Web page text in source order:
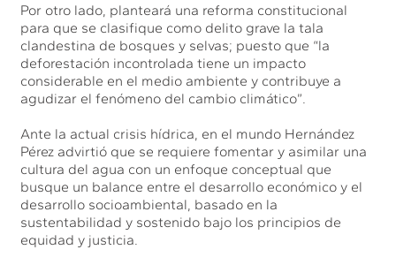
Por otro lado, planteará una reforma constitucional
para que se clasifique como delito grave la tala
clandestina de bosques y selvas; puesto que “la
deforestación incontrolada tiene un impacto
considerable en el medio ambiente y contribuye a
agudizar el fenómeno del cambio climático”.
Ante la actual crisis hídrica, en el mundo Hernández
Pérez advirtió que se requiere fomentar y asimilar una
cultura del agua con un enfoque conceptual que
busque un balance entre el desarrollo económico y el
desarrollo socioambiental, basado en la
sustentabilidad y sostenido bajo los principios de
equidad y justicia.